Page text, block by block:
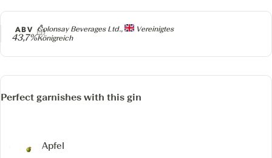
Producer
Colonsay Beverages Ltd.,
Vereinigtes
Königreich
ABV
43,7%
Perfect garnishes with this gin
Apfel